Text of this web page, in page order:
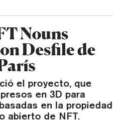
Nouns
Desfile de
el proyecto, que
en 3D para
en la propiedad
abierto de NFT.